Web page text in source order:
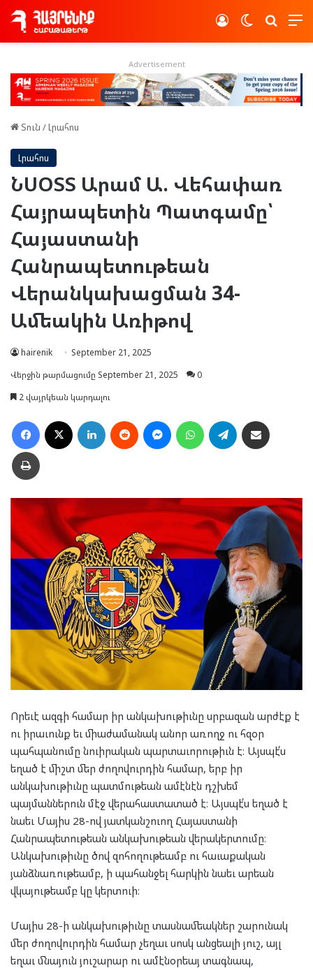
Switch skin
Log In
Advertisement
Տուն /Լրահոս
Լրահոս
ՆՍՕՏՏ Արամ Ա. Վեհափառ
Հայրապետին Պատգամը՝
Հայաստանի
Հանրապետութեան
Վերանկախացման 34-
Ամեակին Առիթով
hairenik
September 21, 2025
Վերջին թարմացումը September 21, 2025
0
2 վայրկեան կարդալու
Facebook LinkedIn Reddit MessengerWhatsAppTelegram
Տպել
Որեւէ ազգի համար իր անկախութիւնը սրբազան արժէք է
ու իրաւունք եւ միաժամանակ անոր առողջ ու հզօր
պահպանումը նուիրական պարտաւորութիւն է։ Այսպէ՛ս
եղած է միշտ մեր ժողովուրդին համար, երբ իր
անկախութիւնը պատմութեան ամէնէն դշխեմ
պայմաններուն մէջ վերահաստատած է։ Այսպէ՛ս եղած է
նաեւ Մայիս 28-ով յատկանշուող Հայաստանի
Հանրապետութեան անկախութեան վերակերտումը։
Անկախութիւնը ծով զոհողութեամբ ու հաւաքական
յանձնառութեամբ, ի պահանջել հարկին նաեւ արեան
վկայութեամբ կը կերտուի։
Մայիս 28-ի անկախութիւնը տասնամեակներ շարունակ
մեր ժողովուրդին համար չեղաւ սոսկ անցեալի յուշ, այլ
եղաւ մնայուն յուշարար ու ամէնօրեայ տագնապ,